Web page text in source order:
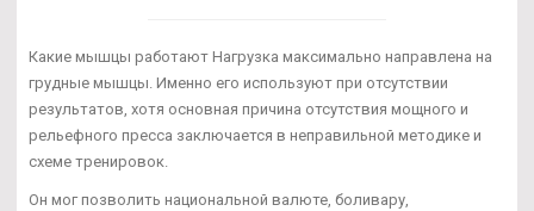
Какие мышцы работают Нагрузка максимально направлена на
грудные мышцы. Именно его используют при отсутствии
результатов, хотя основная причина отсутствия мощного и
рельефного пресса заключается в неправильной методике и
схеме тренировок.
Он мог позволить национальной валюте, боливару,